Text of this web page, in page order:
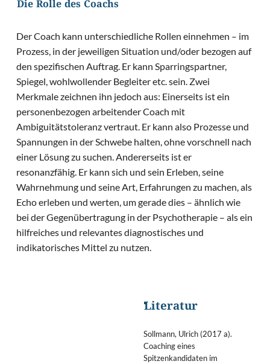
Die Rolle des Coachs
Der Coach kann unterschiedliche Rollen einnehmen – im
Prozess, in der jeweiligen Situation und/oder bezogen auf
den spezifischen Auftrag. Er kann Sparringspartner,
Spiegel, wohlwollender Begleiter etc. sein. Zwei
Merkmale zeichnen ihn jedoch aus: Einerseits ist ein
personenbezogen arbeitender Coach mit
Ambiguitätstoleranz vertraut. Er kann also Prozesse und
Spannungen in der Schwebe halten, ohne vorschnell nach
einer Lösung zu suchen. Andererseits ist er
resonanzfähig. Er kann sich und sein Erleben, seine
Wahrnehmung und seine Art, Erfahrungen zu machen, als
Echo erleben und werten, um gerade dies – ähnlich wie
bei der Gegenübertragung in der Psychotherapie – als ein
hilfreiches und relevantes diagnostisches und
indikatorisches Mittel zu nutzen.
Literatur
Sollmann, Ulrich (2017 a).
Coaching eines
Spitzenkandidaten im